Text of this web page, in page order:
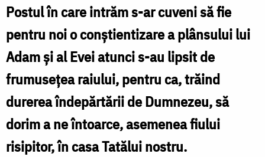
şi
a
Evei"
Mănăstirea
Serbia
Postul în care intrăm s-ar cuveni să fie
pentru noi o conştientizare a plânsului lui
Adam şi al Evei atunci s-au lipsit de
frumuseţea raiului, pentru ca, trăind
durerea îndepărtării de Dumnezeu, să
dorim a ne întoarce, asemenea fiului
risipitor, în casa Tatălui nostru.